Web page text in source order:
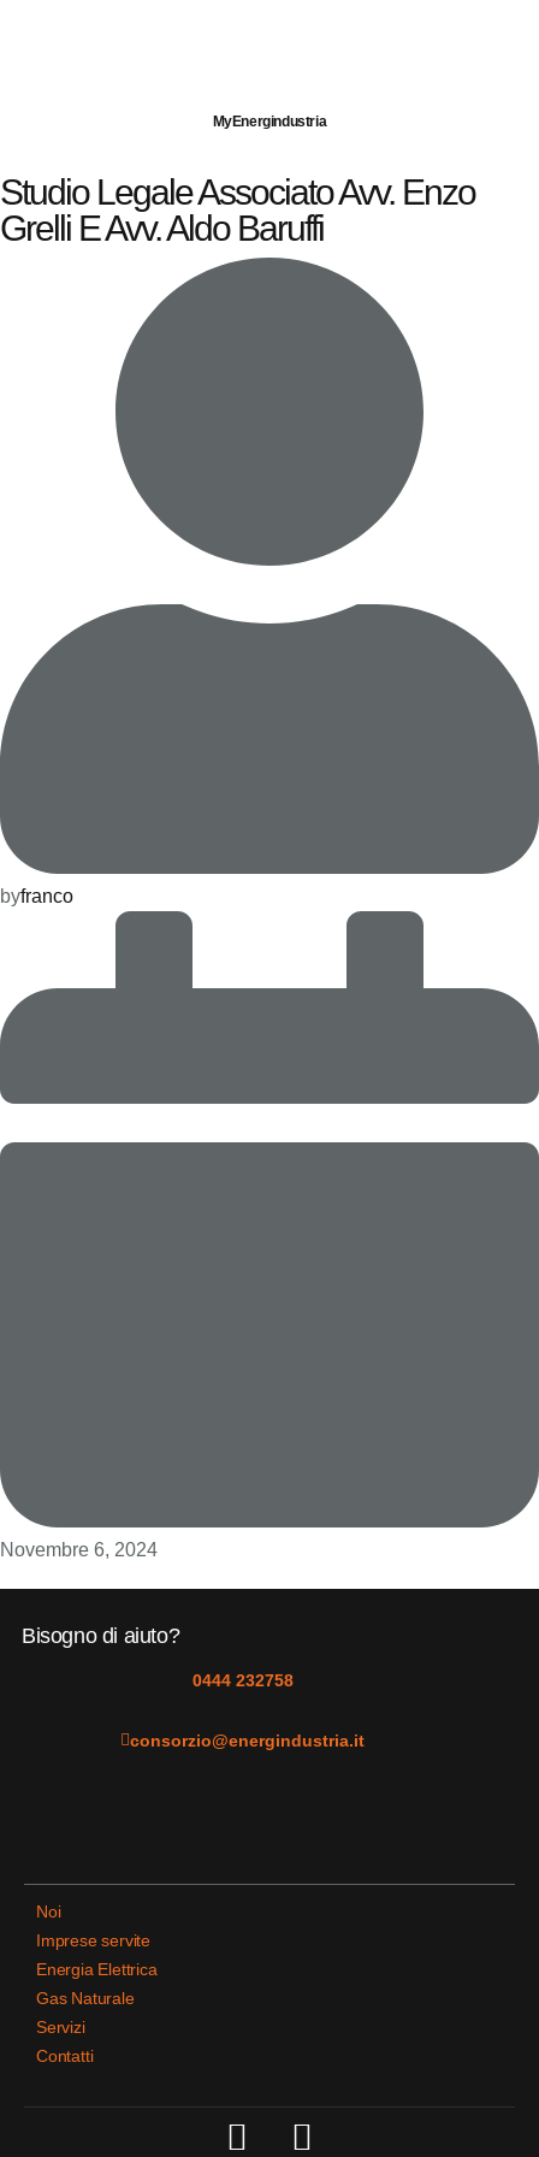
MyEnergindustria
Studio Legale Associato Avv. Enzo
Grelli E Avv. Aldo Baruffi
byfranco
Novembre 6, 2024
Bisogno di aiuto?
0444 232758
consorzio@energindustria.it
Noi
Imprese servite
Energia Elettrica
Gas Naturale
Servizi
Contatti